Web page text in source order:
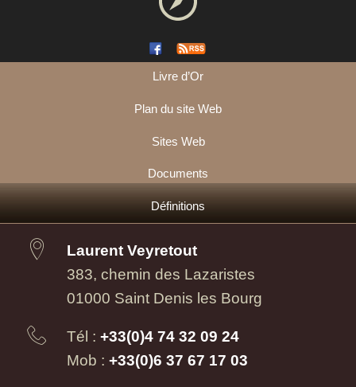
Livre d’Or
Plan du site Web
Sites Web
Documents
Définitions
Laurent Veyretout
383, chemin des Lazaristes
01000 Saint Denis les Bourg
Tél : +33(0)4 74 32 09 24
Mob : +33(0)6 37 67 17 03